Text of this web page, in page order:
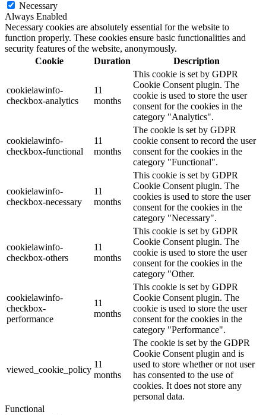
Necessary
Always Enabled
Necessary cookies are absolutely essential for the website to
function properly. These cookies ensure basic functionalities and
security features of the website, anonymously.
Cookie
Duration Description
cookielawinfo-
checkbox-analytics
11
months
This cookie is set by GDPR
Cookie Consent plugin. The
cookie is used to store the user
consent for the cookies in the
category "Analytics".
cookielawinfo-
checkbox-functional
11
months
The cookie is set by GDPR
cookie consent to record the user
consent for the cookies in the
category "Functional".
cookielawinfo-
checkbox-necessary
11
months
This cookie is set by GDPR
Cookie Consent plugin. The
cookies is used to store the user
consent for the cookies in the
category "Necessary".
cookielawinfo-
checkbox-others
11
months
This cookie is set by GDPR
Cookie Consent plugin. The
cookie is used to store the user
consent for the cookies in the
category "Other.
cookielawinfo-
checkbox-
performance
11
months
This cookie is set by GDPR
Cookie Consent plugin. The
cookie is used to store the user
consent for the cookies in the
category "Performance".
viewed_cookie_policy
11
months
The cookie is set by the GDPR
Cookie Consent plugin and is
used to store whether or not user
has consented to the use of
cookies. It does not store any
personal data.
Functional